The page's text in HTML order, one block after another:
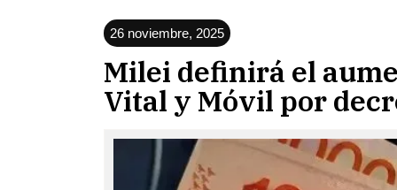
26 noviembre, 2025
Milei definirá el
Vital y Móvil por